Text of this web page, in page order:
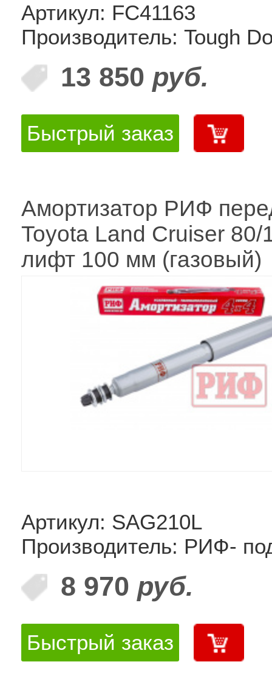
Артикул: FC41163
Производитель: Tough
13 850 руб.
Быстрый заказ
Амортизатор РИФ
Toyota Land Cruiser 80/
лифт 100 мм (газовый)
Артикул: SAG210L
Производитель: РИФ-
8 970 руб.
Быстрый заказ